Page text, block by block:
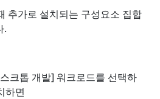
추가로 설치되는 구성요소 집합
.
크톱 개발] 워크로드를 선택하
하면